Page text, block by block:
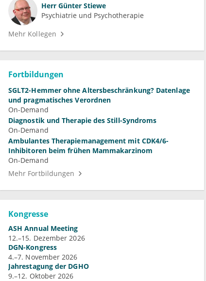
Herr Günter Stiewe
Psychiatrie und Psychotherapie
Mehr Kollegen
Fortbildungen
SGLT2-Hemmer ohne Altersbeschränkung? Datenlage
und pragmatisches Verordnen
On-Demand
Diagnostik und Therapie des Still-Syndroms
On-Demand
Ambulantes Therapiemanagement mit CDK4/6-
Inhibitoren beim frühen Mammakarzinom
On-Demand
Mehr Fortbildungen
Kongresse
ASH Annual Meeting
12.–15. Dezember 2026
DGN-Kongress
4.–7. November 2026
Jahrestagung der DGHO
9.–12. Oktober 2026